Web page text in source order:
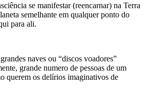
se manifestar (reencarnar) na Terra
semelhante em qualquer ponto do
para ali.
naves ou “discos voadores”
grande numero de pessoas de um
querem os delírios imaginativos de